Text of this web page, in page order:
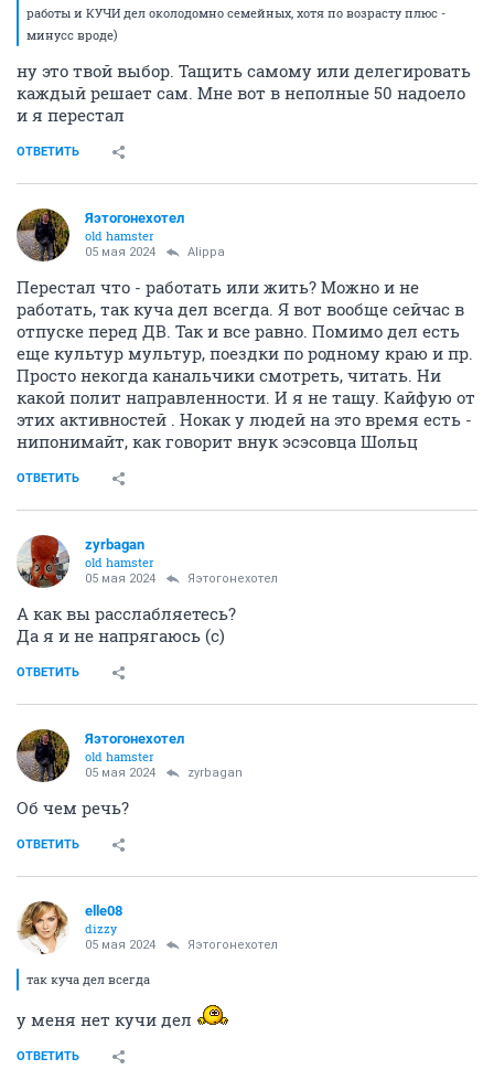
работы и КУЧИ дел околодомно семейных, хотя по возрасту плюс -
минусс вроде)
ну это твой выбор. Тащить самому или делегировать
каждый решает сам. Мне вот в неполные 50 надоело
и я перестал
ОТВЕТИТЬ
Яэтогонехотел
old hamster
05 мая 2024 Alippa
Перестал что - работать или жить? Можно и не
работать, так куча дел всегда. Я вот вообще сейчас в
отпуске перед ДВ. Так и все равно. Помимо дел есть
еще культур мультур, поездки по родному краю и пр.
Просто некогда канальчики смотреть, читать. Ни
какой полит направленности. И я не тащу. Кайфую от
этих активностей . Нокак у людей на это время есть -
нипонимайт, как говорит внук эсэсовца Шольц
ОТВЕТИТЬ
zyrbagan
old hamster
05 мая 2024 Яэтогонехотел
А как вы расслабляетесь?
Да я и не напрягаюсь (с)
ОТВЕТИТЬ
Яэтогонехотел
old hamster
05 мая 2024 zyrbagan
Об чем речь?
ОТВЕТИТЬ
elle08
dizzy
05 мая 2024 Яэтогонехотел
так куча дел всегда
у меня нет кучи дел
ОТВЕТИТЬ